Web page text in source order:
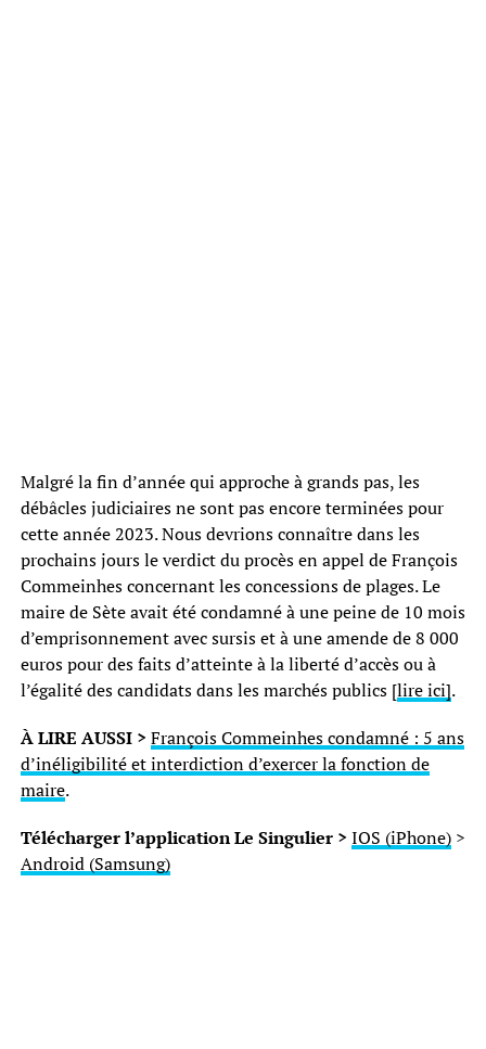
Malgré la fin d’année qui approche à grands pas, les
débâcles judiciaires ne sont pas encore terminées pour
cette année 2023. Nous devrions connaître dans les
prochains jours le verdict du procès en appel de François
Commeinhes concernant les concessions de plages. Le
maire de Sète avait été condamné à une peine de 10 mois
d’emprisonnement avec sursis et à une amende de 8 000
euros pour des faits d’atteinte à la liberté d’accès ou à
l’égalité des candidats dans les marchés publics [lire ici].
À LIRE AUSSI > François Commeinhes condamné : 5 ans
d’inéligibilité et interdiction d’exercer la fonction de
maire.
Télécharger l’application Le Singulier > IOS (iPhone)>
Android (Samsung)